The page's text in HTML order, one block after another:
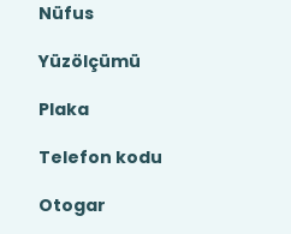
Nüfus
Yüzölçümü
Plaka
Telefon kodu
Otogar